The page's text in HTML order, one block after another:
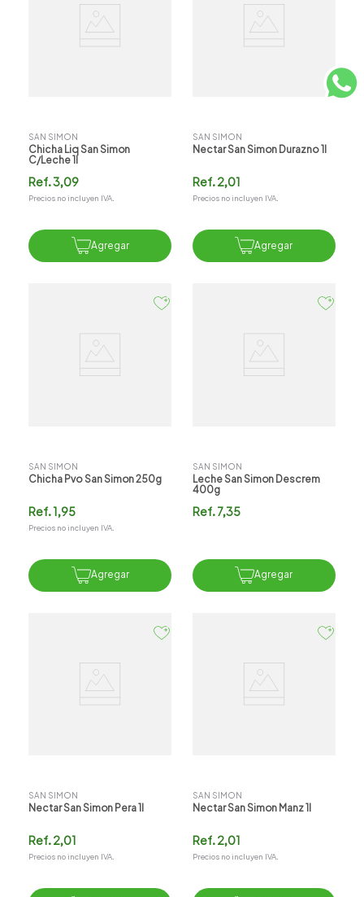
SAN SIMON
Chicha Liq San Simon
C/leche 1l
Ref.3,09
Precios no incluyen IVA.
Agregar
SAN SIMON
Nectar San Simon Durazno 1l
Ref.2,01
Precios no incluyen IVA.
Agregar
SAN SIMON
Chicha Pvo San Simon 250g
Ref.1,95
Precios no incluyen IVA.
Agregar
SAN SIMON
Leche San Simon Descrem
400g
Ref.7,35
Agregar
SAN SIMON
Nectar San Simon Pera 1l
Ref.2,01
Precios no incluyen IVA.
SAN SIMON
Nectar San Simon Manz 1l
Ref.2,01
Precios no incluyen IVA.